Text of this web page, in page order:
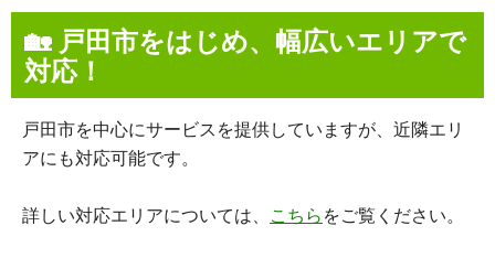
🏡 戸田市をはじめ、幅広いエリアで
対応！
戸田市を中心にサービスを提供していますが、近隣エリ
アにも対応可能です。
詳しい対応エリアについては、 こちらをご覧ください。